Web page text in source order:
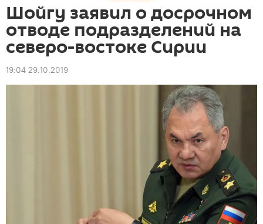
Шойгу заявил о досрочном
отводе подразделений на
северо-востоке Сирии
19:04 29.10.2019